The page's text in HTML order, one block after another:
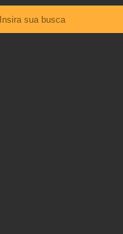
Ver todas as notícias